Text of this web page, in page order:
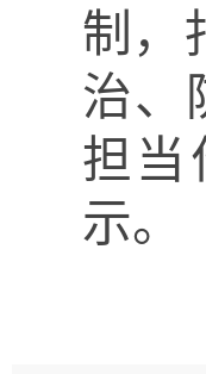
制，
治、
担当
示。